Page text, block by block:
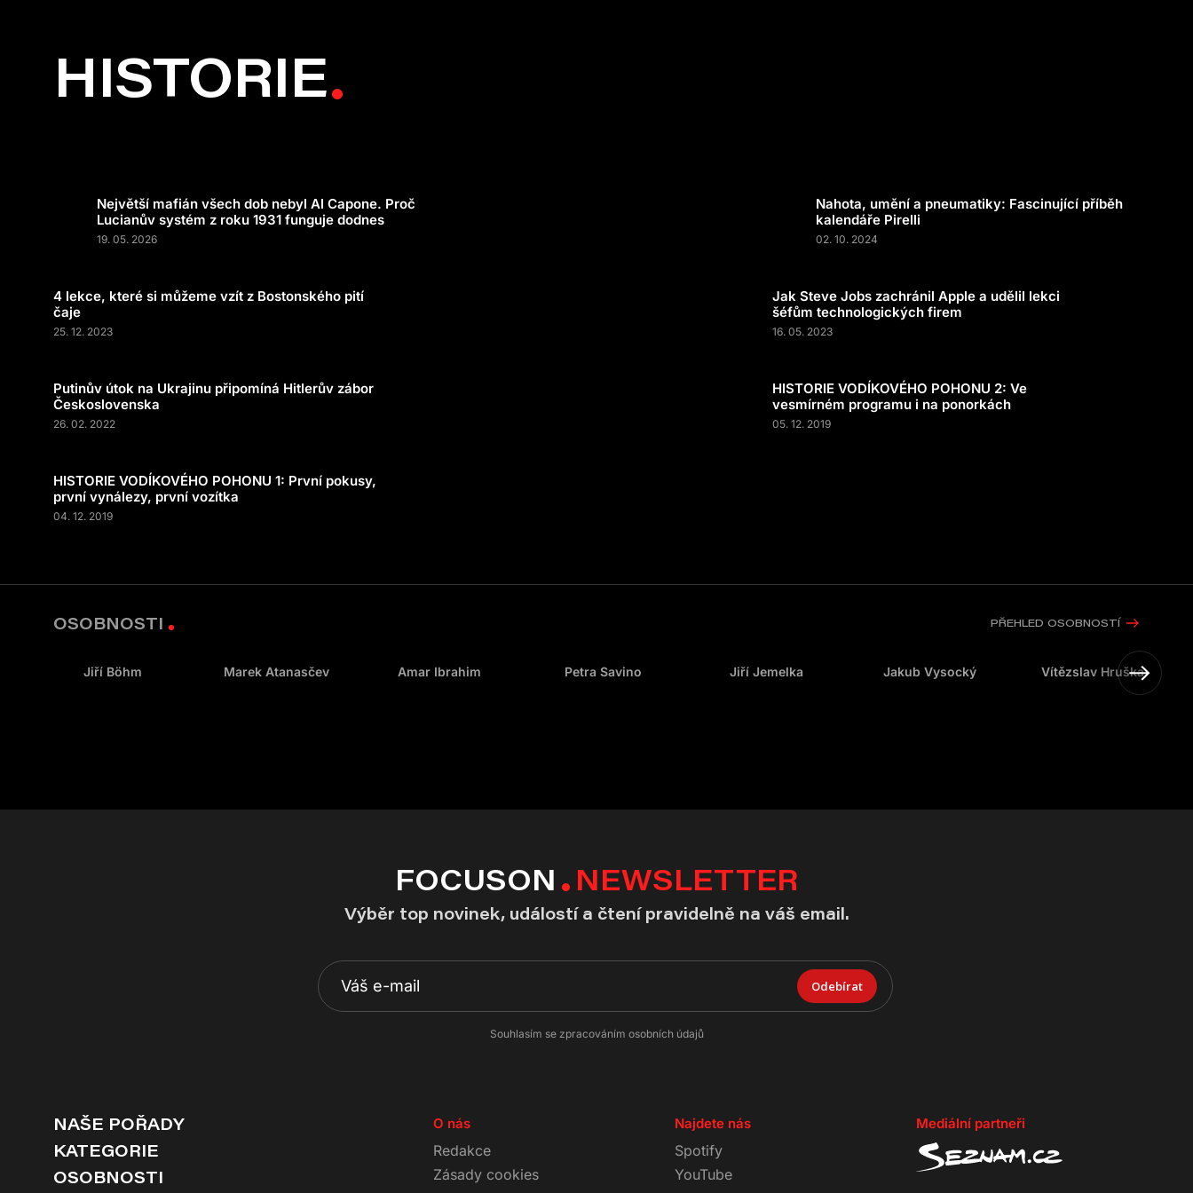
HISTORIE
Největší mafián všech dob nebyl Al Capone. Proč
Lucianův systém z roku 1931 funguje dodnes
19. 05. 2026
Nahota, umění a pneumatiky: Fascinující příběh
kalendáře Pirelli
02. 10. 2024
4 lekce, které si můžeme vzít z Bostonského pití
čaje
25. 12. 2023
Jak Steve Jobs zachránil Apple a udělil lekci
šéfům technologických firem
16. 05. 2023
Putinův útok na Ukrajinu připomíná Hitlerův zábor
Československa
26. 02. 2022
HISTORIE VODÍKOVÉHO POHONU 2: Ve
vesmírném programu i na ponorkách
05. 12. 2019
HISTORIE VODÍKOVÉHO POHONU 1: První pokusy,
první vynálezy, první vozítka
04. 12. 2019
OSOBNOSTI PŘEHLED OSOBNOSTÍ
Jiří Böhm Marek Atanasčev Amar Ibrahim Petra Savino Jiří Jemelka Jakub Vysocký Vítězslav Hruška
FOCUSON NEWSLETTER
Výběr top novinek, událostí a čtení pravidelně na váš email.
Odebírat
Souhlasím se zpracováním osobních údajů
NAŠE POŘADY
KATEGORIE
OSOBNOSTI
O nás
Redakce
Zásady cookies
Najdete nás
Spotify
YouTube
Mediální partneři